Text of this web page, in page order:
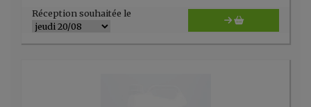
Réception souhaitée le